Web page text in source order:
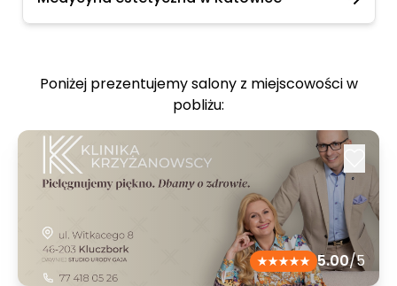
Poniżej prezentujemy salony z miejscowości w
pobliżu:
5.00/5